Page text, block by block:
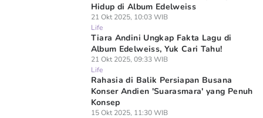
Hidup di Album Edelweiss
21 Okt 2025, 10:03 WIB
Life
Tiara Andini Ungkap Fakta Lagu di
Album Edelweiss, Yuk Cari Tahu!
21 Okt 2025, 09:33 WIB
Life
Rahasia di Balik Persiapan Busana
Konser Andien 'Suarasmara' yang Penuh
Konsep
15 Okt 2025, 11:30 WIB